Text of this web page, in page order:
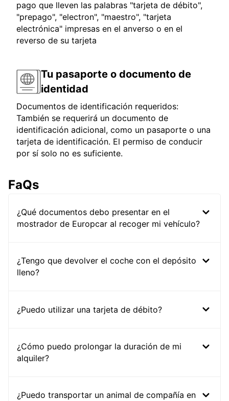
pago que lleven las palabras "tarjeta de débito",
"prepago", "electron", "maestro", "tarjeta
electrónica" impresas en el anverso o en el
reverso de su tarjeta
Tu pasaporte o documento de
identidad
Documentos de identificación requeridos:
También se requerirá un documento de
identificación adicional, como un pasaporte o una
tarjeta de identificación. El permiso de conducir
por sí solo no es suficiente.
FaQs
¿Qué documentos debo presentar en el
mostrador de Europcar al recoger mi vehículo?
¿Tengo que devolver el coche con el depósito
lleno?
¿Puedo utilizar una tarjeta de débito?
¿Cómo puedo prolongar la duración de mi
alquiler?
¿Puedo transportar un animal de compañía en